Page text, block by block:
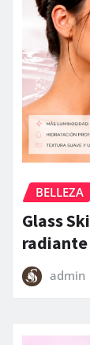
BELLEZA
Glass
admin